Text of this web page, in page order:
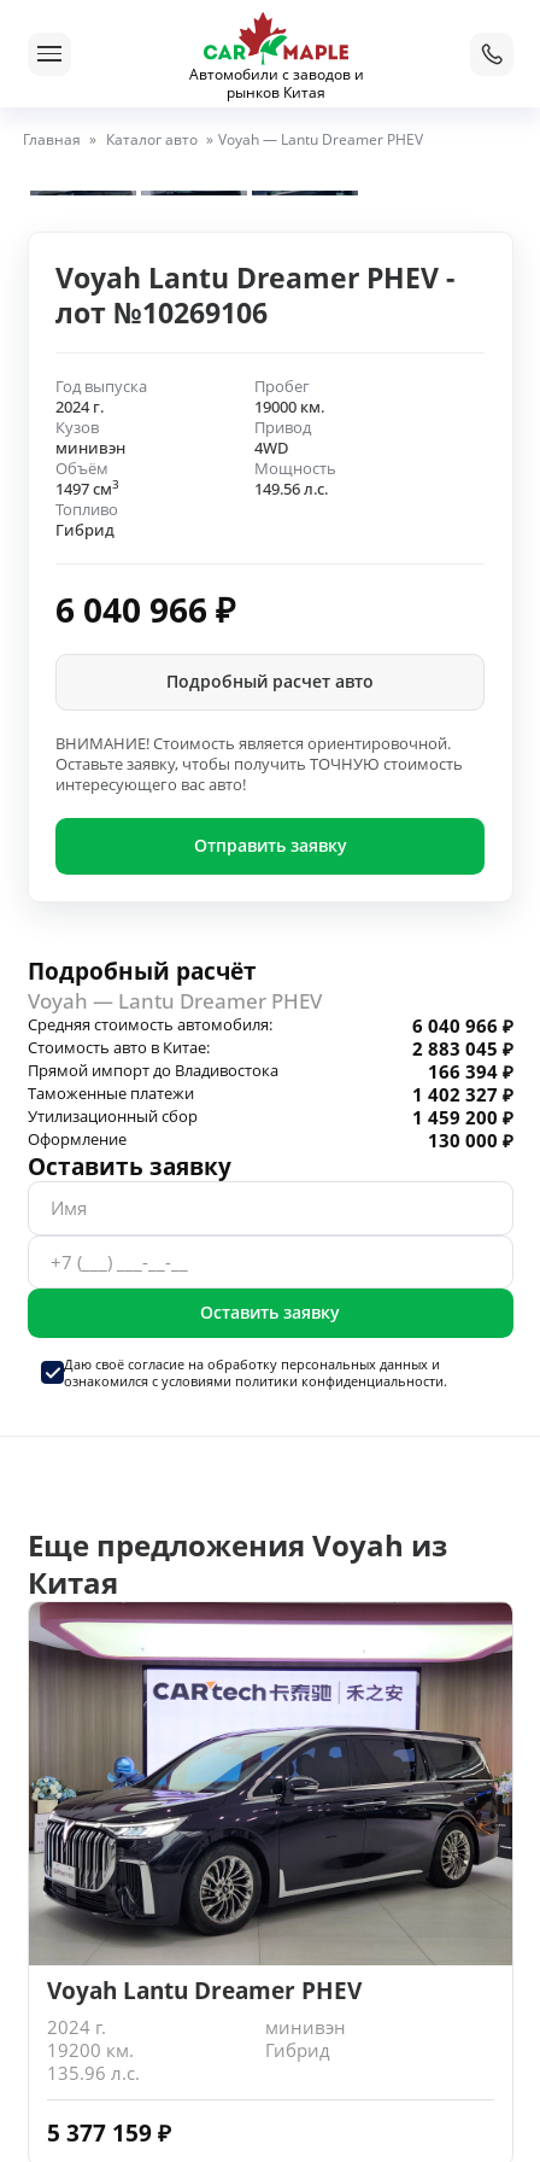
Автомобили с заводов и
рынков Китая
Главная » Каталог авто » Voyah — Lantu Dreamer PHEV
Voyah Lantu Dreamer PHEV -
лот №10269106
Год выпуска
2024 г.
Пробег
19000 км.
Кузов
минивэн
Привод
4WD
Объём
1497 см3
Мощность
149.56 л.с.
Топливо
Гибрид
6 040 966 ₽
Подробный расчет авто
ВНИМАНИЕ! Стоимость является ориентировочной.
Оставьте заявку, чтобы получить ТОЧНУЮ стоимость
интересующего вас авто!
Отправить заявку
Подробный расчёт
Voyah — Lantu Dreamer PHEV
Средняя стоимость автомобиля: 6 040 966 ₽
Стоимость авто в Китае: 2 883 045 ₽
Прямой импорт до Владивостока 166 394 ₽
Таможенные платежи 1 402 327 ₽
Утилизационный сбор 1 459 200 ₽
Оформление 130 000 ₽
Оставить заявку
Оставить заявку
Даю своё согласие на обработку персональных данныхи
ознакомился с условиями политики конфиденциальности.
Еще предложения Voyah из
Китая
Voyah Lantu Dreamer PHEV
2024 г.
минивэн
19200 км.
Гибрид
135.96 л.с.
5 377 159 ₽